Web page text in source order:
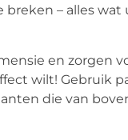
– alles wat
en zorgen
wilt! Gebruik
die van